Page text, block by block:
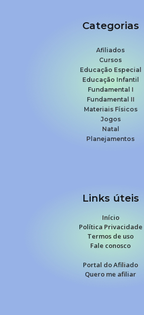
Categorias
Afiliados
Cursos
Educação Especial
Educação Infantil
Fundamental I
Fundamental II
Materiais Físicos
Jogos
Natal
Planejamentos
Links úteis
Início
Política Privacidade
Termos de uso
Fale conosco
Portal do Afiliado
Quero me afiliar